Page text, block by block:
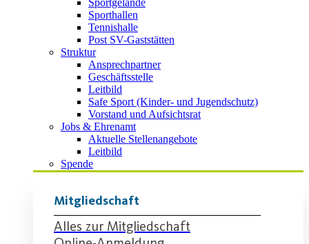
Sporthallen
Tennishalle
Post SV-Gaststätten
Struktur
Ansprechpartner
Geschäftsstelle
Leitbild
Safe Sport (Kinder- und Jugendschutz)
Vorstand und Aufsichtsrat
Jobs & Ehrenamt
Aktuelle Stellenangebote
Leitbild
Spende
Mitgliedschaft
Alles zur Mitgliedschaft